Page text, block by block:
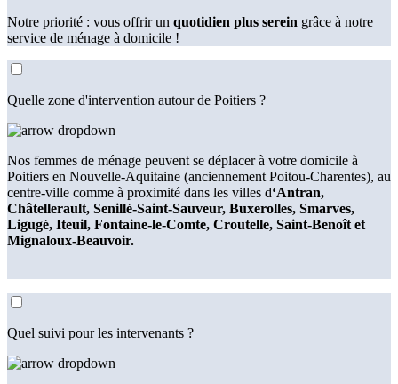
Notre priorité : vous offrir un quotidien plus serein grâce à notre
service de ménage à domicile !
Quelle zone d'intervention autour de Poitiers ?
Nos femmes de ménage peuvent se déplacer à votre domicile à
Poitiers en Nouvelle-Aquitaine (anciennement Poitou-Charentes), au
centre-ville comme à proximité dans les villes d‘Antran,
Châtellerault, Senillé-Saint-Sauveur, Buxerolles, Smarves,
Ligugé, Iteuil, Fontaine-le-Comte, Croutelle, Saint-Benoît et
Mignaloux-Beauvoir.
Quel suivi pour les intervenants ?